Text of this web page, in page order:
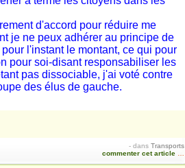
d'accord pour réduire me
je ne peux adhérer au principe de
l'instant le montant, ce qui pour
pour soi-disant responsabiliser les
pas dissociable, j'ai voté contre
des élus de gauche.
- dans Transports
commenter cet article